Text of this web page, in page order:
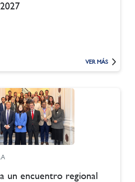
VER MÁS
un encuentro regional